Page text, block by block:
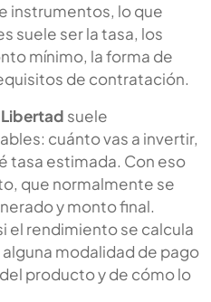
instrumentos, lo que
suele ser la tasa, los
mínimo, la forma de
de contratación.
suele
cuánto vas a invertir,
tasa estimada. Con eso
que normalmente se
y monto final.
el rendimiento se calcula
modalidad de pago
producto y de cómo lo